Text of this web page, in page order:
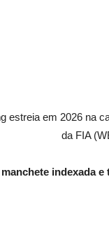
estreia em 2026 na
da FIA
indexada